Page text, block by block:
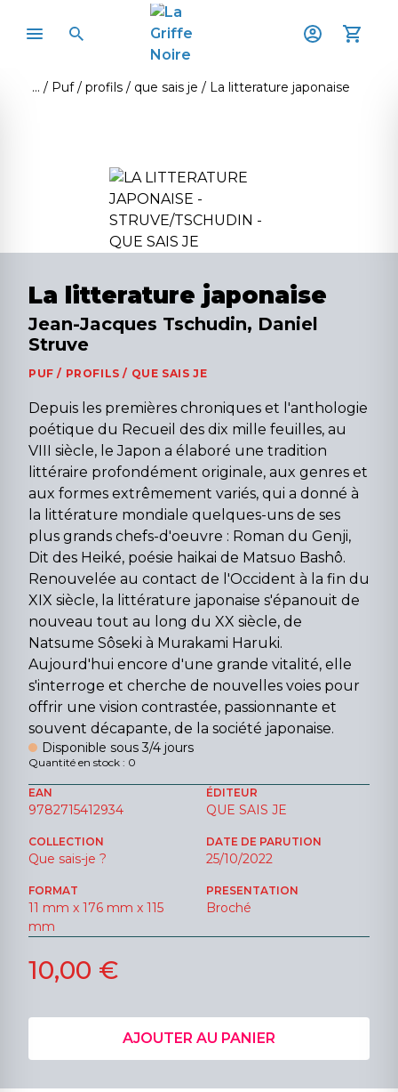
Puf / profils / que sais je La litterature japonaise
La litterature japonaise
Jean-Jacques Tschudin, Daniel
Struve
PUF / PROFILS / QUE SAIS JE
Depuis les premières chroniques et l'anthologie
poétique du Recueil des dix mille feuilles, au
VIII siècle, le Japon a élaboré une tradition
littéraire profondément originale, aux genres et
aux formes extrêmement variés, qui a donné à
la littérature mondiale quelques-uns de ses
plus grands chefs-d'oeuvre : Roman du Genji,
Dit des Heiké, poésie haikai de Matsuo Bashô.
Renouvelée au contact de l'Occident à la fin du
XIX siècle, la littérature japonaise s'épanouit de
nouveau tout au long du XX siècle, de
Natsume Sôseki à Murakami Haruki.
Aujourd'hui encore d'une grande vitalité, elle
s'interroge et cherche de nouvelles voies pour
offrir une vision contrastée, passionnante et
souvent décapante, de la société japonaise.
Disponible sous 3/4 jours
Quantité en stock : 0
EAN
9782715412934
ÉDITEUR
QUE SAIS JE
COLLECTION
Que sais-je ?
DATE DE PARUTION
25/10/2022
FORMAT
11 mm x 176 mm x 115
mm
PRESENTATION
Broché
10,00 €
AJOUTER AU PANIER